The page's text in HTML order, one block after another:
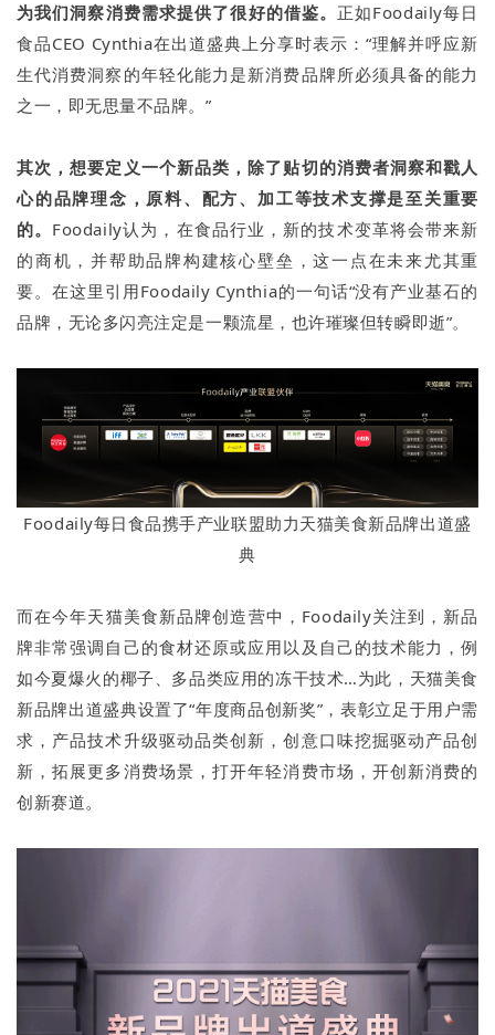
为我们洞察消费需求提供了很好的借鉴。 正如Foodaily每日
食品CEO Cynthia在出道盛典上分享时表示：“理解并呼应新
生代消费洞察的年轻化能力是新消费品牌所必须具备的能力
之一，即无思量不品牌。”
其次，想要定义一个新品类，除了贴切的消费者洞察和戳人
心的品牌理念，原料、配方、加工等技术支撑是至关重要
的。 Foodaily认为，在食品行业，新的技术变革将会带来新
的商机，并帮助品牌构建核心壁垒，这一点在未来尤其重
要。在这里引用Foodaily Cynthia的一句话“没有产业基石的
品牌，无论多闪亮注定是一颗流星，也许璀璨但转瞬即逝”。
Foodaily每日食品携手产业联盟助力天猫美食新品牌出道盛
典
而在今年天猫美食新品牌创造营中，Foodaily关注到，新品
牌非常强调自己的食材还原或应用以及自己的技术能力，例
如今夏爆火的椰子、多品类应用的冻干技术…为此，天猫美食
新品牌出道盛典设置了“年度商品创新奖”，表彰立足于用户需
求，产品技术升级驱动品类创新，创意口味挖掘驱动产品创
新，拓展更多消费场景，打开年轻消费市场，开创新消费的
创新赛道。